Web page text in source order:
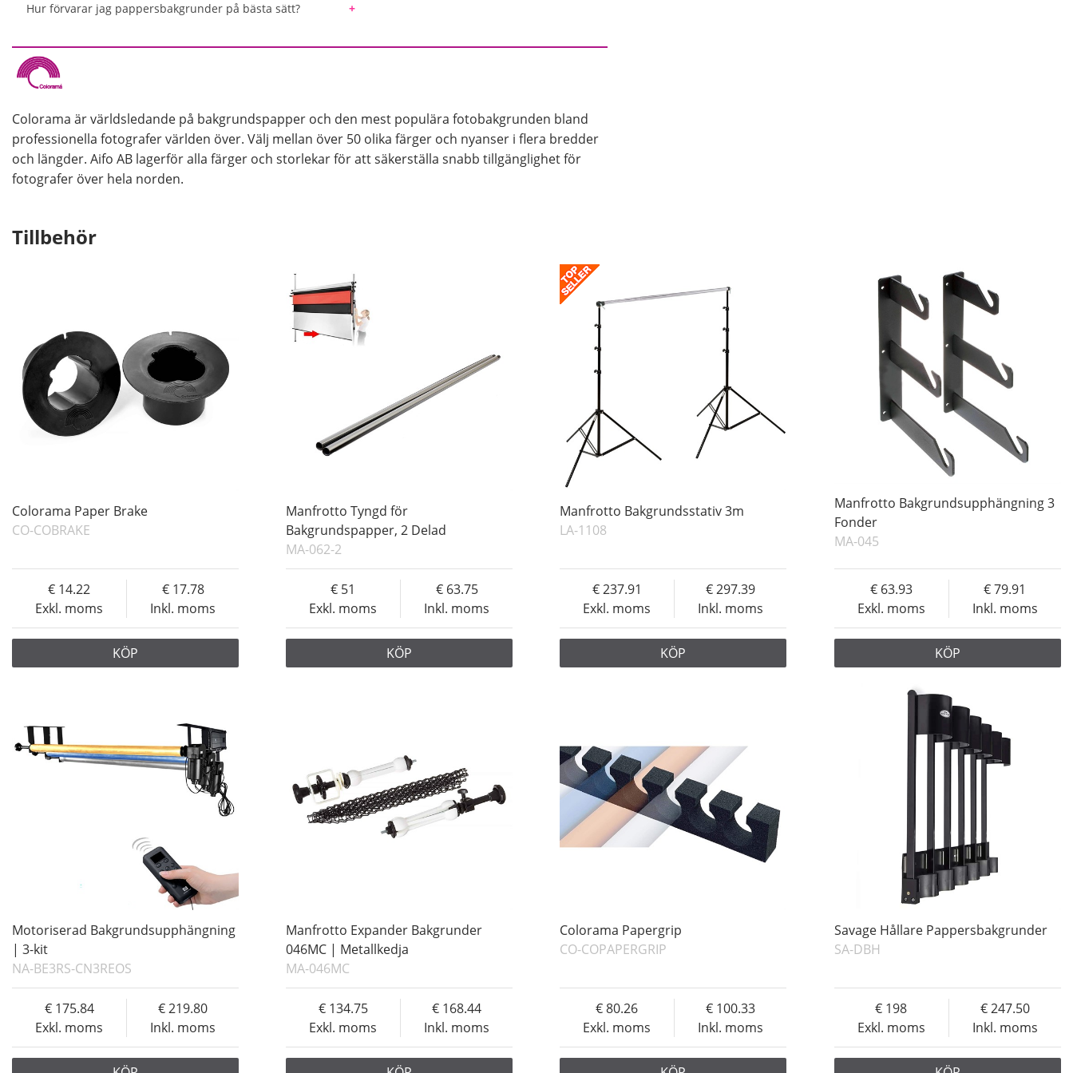
upp till 5-6 personer breda.
Hur förvarar jag pappersbakgrunder på bästa sätt?
användas under längre tid. Detta för att undvika att papperskärnan kan bli böjd eller att
pappret kommer i kläm under förvaring vilket gör att det kan bli vågigt. Vi erbjuder smarta
Colorama är världsledande på bakgrundspapper och den mest populära fotobakgrunden bland
professionella fotografer världen över. Välj mellan över 50 olika färger och nyanser i flera bredder
och längder. Aifo AB lagerför alla färger och storlekar för att säkerställa snabb tillgänglighet för
fotografer över hela norden.
Tillbehör
Colorama Paper Brake
CO-COBRAKE
Exkl. moms
14.22
Inkl. moms
17.78
KÖP
Manfrotto Tyngd för
Bakgrundspapper, 2 Delad
MA-062-2
Exkl. moms
51
Inkl. moms
63.75
KÖP
Manfrotto Bakgrundsstativ 3m
LA-1108
Exkl. moms
237.91
Inkl. moms
297.39
KÖP
Manfrotto Bakgrundsupphängning 3
Fonder
MA-045
Exkl. moms
63.93
Inkl. moms
79.91
KÖP
Motoriserad Bakgrundsupphängning
| 3-kit
NA-BE3RS-CN3REOS
Exkl. moms
175.84
Inkl. moms
219.80
Manfrotto Expander Bakgrunder
046MC | Metallkedja
MA-046MC
Exkl. moms
134.75
Inkl. moms
168.44
Colorama Papergrip
CO-COPAPERGRIP
Exkl. moms
80.26
Inkl. moms
100.33
Savage Hållare Pappersbakgrunder
SA-DBH
Exkl. moms
198
Inkl. moms
247.50